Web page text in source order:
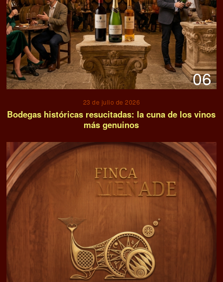
06
23 de julio de 2026
Bodegas históricas resucitadas: la cuna de los vinos
más genuinos